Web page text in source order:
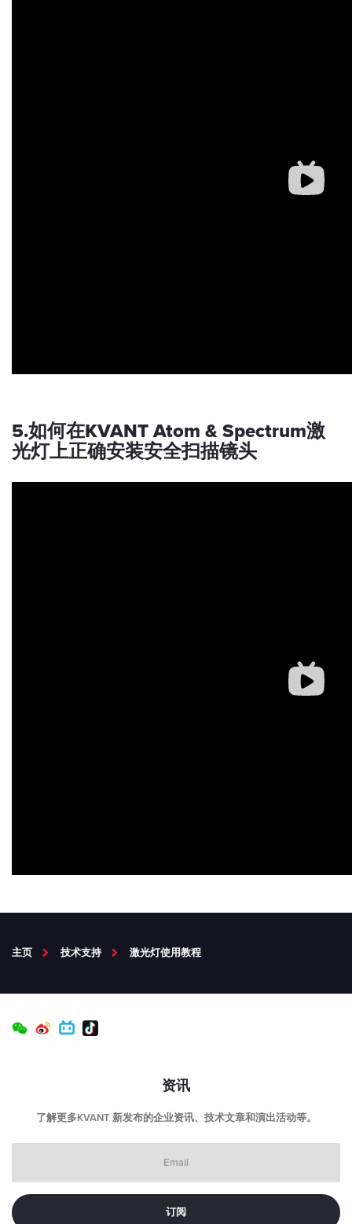
5.如何在KVANT Atom & Spectrum激
光灯上正确安装安全扫描镜头
主页 技术支持 激光灯使用教程
资讯
了解更多KVANT 新发布的企业资讯、技术文章和演出活动等。